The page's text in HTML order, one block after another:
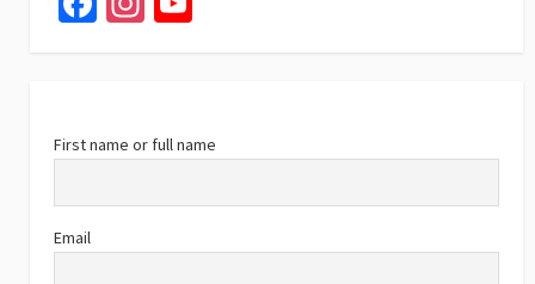
o
k
m b
e
First name or full name
Email